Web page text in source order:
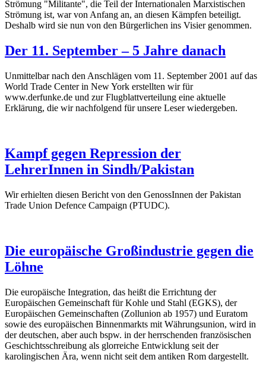
Strömung "Militante", die Teil der Internationalen Marxistischen
Strömung ist, war von Anfang an, an diesen Kämpfen beteiligt.
Deshalb wird sie nun von den Bürgerlichen ins Visier genommen.
Der 11. September – 5 Jahre danach
Unmittelbar nach den Anschlägen vom 11. September 2001 auf das
World Trade Center in New York erstellten wir für
www.derfunke.de und zur Flugblattverteilung eine aktuelle
Erklärung, die wir nachfolgend für unsere Leser wiedergeben.
Kampf gegen Repression der
LehrerInnen in Sindh/Pakistan
Wir erhielten diesen Bericht von den GenossInnen der Pakistan
Trade Union Defence Campaign (PTUDC).
Die europäische Großindustrie gegen die
Löhne
Die europäische Integration, das heißt die Errichtung der
Europäischen Gemeinschaft für Kohle und Stahl (EGKS), der
Europäischen Gemeinschaften (Zollunion ab 1957) und Euratom
sowie des europäischen Binnenmarkts mit Währungsunion, wird in
der deutschen, aber auch bspw. in der herrschenden französischen
Geschichtsschreibung als glorreiche Entwicklung seit der
karolingischen Ära, wenn nicht seit dem antiken Rom dargestellt.